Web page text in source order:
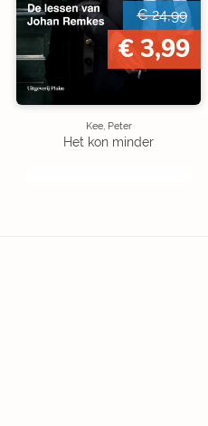
€ 24,99
€ 3,99
Kee, Peter
Het kon minder